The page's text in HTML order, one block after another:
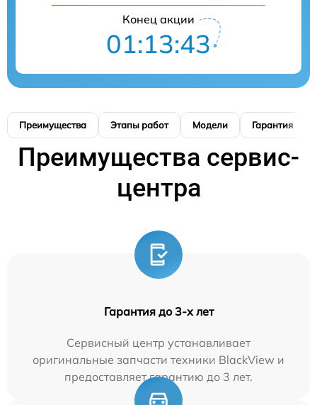
Конец акции
01:13:42
Преимущества Этапы работ Модели Гарантия
Преимущества сервис-
центра
Гарантия до 3-х лет
Сервисный центр устанавливает
оригинальные запчасти техники BlackView и
предоставляет гарантию до 3 лет.